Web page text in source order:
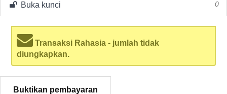
Buka kunci 0
Transaksi Rahasia - jumlah tidak
diungkapkan.
Buktikan pembayaran